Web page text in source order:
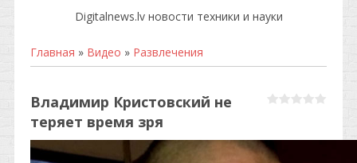
Digitalnews.lv новости техники и науки
Главная » Видео » Развлечения
Владимир Кристовский не
теряет время зря